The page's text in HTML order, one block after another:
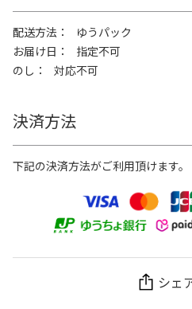
配送方法
ゆうパック
お届け日
指定不可
のし
対応不可
決済方法
下記の決済方法がご利用頂けます。
シェ